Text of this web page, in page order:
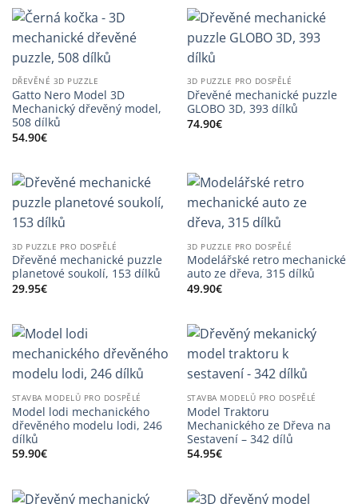
DŘEVĚNÉ 3D PUZZLE
Gatto Nero Model 3D
Mechanický dřevěný model,
508 dílků
54.90€
3D PUZZLE PRO DOSPĚLÉ
Dřevěné mechanické puzzle
GLOBO 3D, 393 dílků
74.90€
3D PUZZLE PRO DOSPĚLÉ
Dřevěné mechanické puzzle
planetové soukolí, 153 dílků
29.95€
3D PUZZLE PRO DOSPĚLÉ
Modelářské retro mechanické
auto ze dřeva, 315 dílků
49.90€
STAVBA MODELŮ PRO DOSPĚLÉ
Model lodi mechanického
dřevěného modelu lodi, 246
dílků
59.90€
STAVBA MODELŮ PRO DOSPĚLÉ
Model Traktoru
Mechanického ze Dřeva na
Sestavení – 342 dílů
54.95€